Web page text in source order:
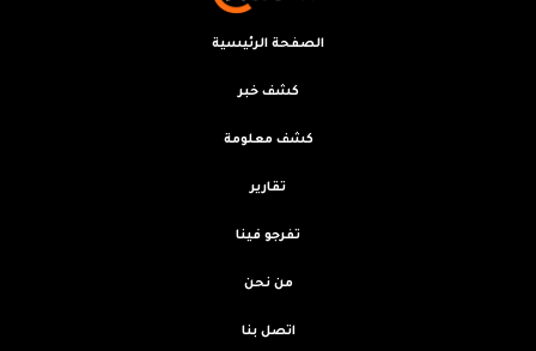
الصفحة الرئيسية
كشف خبر
كشف معلومة
تقارير
تفرجو فينا
من نحن
اتصل بنا